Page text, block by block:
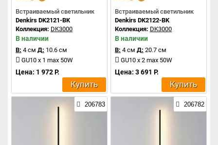
Встраиваемый светильник
Denkirs DK2121-BK
Коллекция: DK3000
В наличии
В: 4 см Д: 10.6 см
GU10 x 1 max 50W
Цена: 1 972 Р.
Купить
Встраиваемый светильник
Denkirs DK2122-BK
Коллекция: DK3000
В наличии
В: 4 см Д: 20.7 см
GU10 x 2 max 50W
Цена: 3 691 Р.
Купить
206783 206782